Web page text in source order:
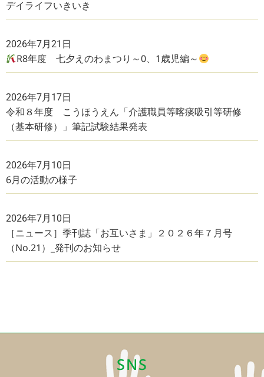
デイライフいきいき
2026年7月21日
R8年度 七夕えのわまつり～0、1歳児編～
2026年7月17日
令和８年度 こうほうえん「介護職員等喀痰吸引等研修
（基本研修）」筆記試験結果発表
2026年7月10日
6月の活動の様子
2026年7月10日
［ニュース］季刊誌「お互いさま」２０２６年７月号
（No.21）_発刊のお知らせ
SNS